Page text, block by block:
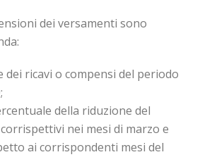
dei versamenti sono
dei ricavi o compensi del periodo
della riduzione del
nei mesi di marzo e
ai corrispondenti mesi del